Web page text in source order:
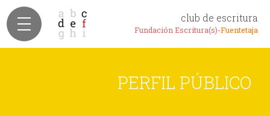
club de escritura
Fundación Escritura(s)-Fuentetaja
PERFIL PÚBLICO